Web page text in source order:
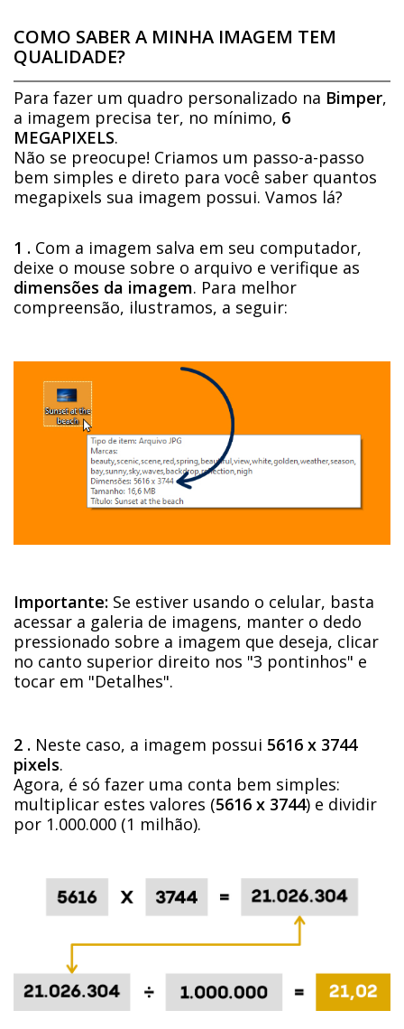
COMO SABER A MINHA IMAGEM TEM
QUALIDADE?
Para fazer um quadro personalizado na Bimper,
a imagem precisa ter, no mínimo, 6
MEGAPIXELS.
Não se preocupe! Criamos um passo-a-passo
bem simples e direto para você saber quantos
megapixels sua imagem possui. Vamos lá?
1 . Com a imagem salva em seu computador,
deixe o mouse sobre o arquivo e verifique as
dimensões da imagem. Para melhor
compreensão, ilustramos, a seguir:
Importante: Se estiver usando o celular, basta
acessar a galeria de imagens, manter o dedo
pressionado sobre a imagem que deseja, clicar
no canto superior direito nos "3 pontinhos" e
tocar em "Detalhes".
2 . Neste caso, a imagem possui 5616 x 3744
pixels.
Agora, é só fazer uma conta bem simples:
multiplicar estes valores (5616 x 3744) e dividir
por 1.000.000 (1 milhão).